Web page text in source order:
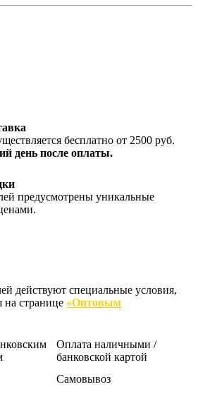
бесплатно от 2500 руб.
день после оплаты.
предусмотрены уникальные
действуют специальные условия,
странице «Оптовым
Оплата наличными /
банковской картой
Самовывоз